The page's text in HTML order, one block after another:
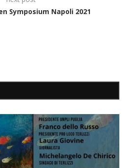
Symposium Napoli 2021